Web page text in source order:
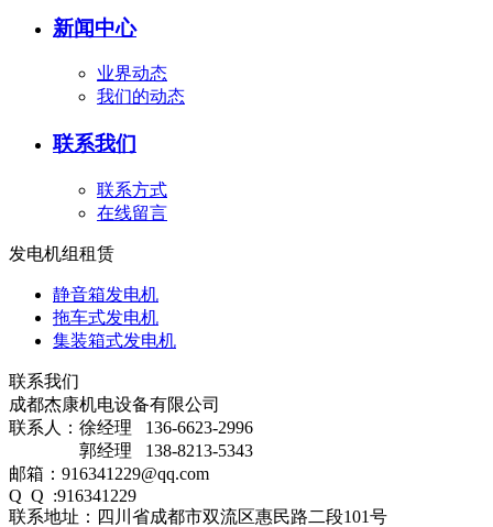
新闻中心
业界动态
我们的动态
联系我们
联系方式
在线留言
发电机组租赁
静音箱发电机
拖车式发电机
集装箱式发电机
联系我们
成都杰康机电设备有限公司
联系人：徐经理 136-6623-2996
郭经理 138-8213-5343
邮箱：916341229@qq.com
Q Q :916341229
联系地址：四川省成都市双流区惠民路二段101号